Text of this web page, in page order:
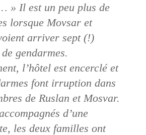
» Il est un peu plus de
lorsque Movsar et
arriver sept (!)
gendarmes.
l’hôtel est encerclé et
font irruption dans
de Ruslan et Mosvar.
d’une
les deux familles ont